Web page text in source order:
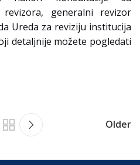
revizora, generalni revizor
Ureda za reviziju institucija
detaljnije možete pogledati
Older